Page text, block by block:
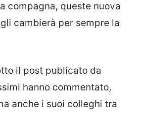
compagna, queste nuova
cambierà per sempre la
il post publicato da
hanno commentato,
anche i suoi colleghi tra